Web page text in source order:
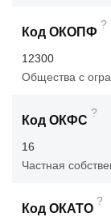
Код ОКОПФ
?
12300
Общества с
Код ОКФС
?
16
Частная
Код ОКАТО
?